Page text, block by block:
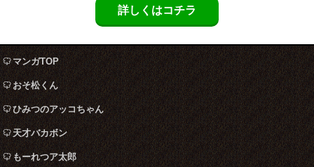
詳しくはコチラ
マンガTOP
おそ松くん
ひみつのアッコちゃん
天才バカボン
もーれつア太郎